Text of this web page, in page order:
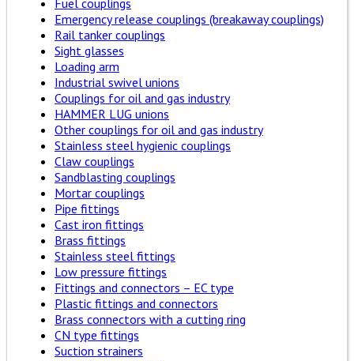
Fuel couplings
Emergency release couplings (breakaway couplings)
Rail tanker couplings
Sight glasses
Loading arm
Industrial swivel unions
Couplings for oil and gas industry
HAMMER LUG unions
Other couplings for oil and gas industry
Stainless steel hygienic couplings
Claw couplings
Sandblasting couplings
Mortar couplings
Pipe fittings
Cast iron fittings
Brass fittings
Stainless steel fittings
Low pressure fittings
Fittings and connectors – EC type
Plastic fittings and connectors
Brass connectors with a cutting ring
CN type fittings
Suction strainers